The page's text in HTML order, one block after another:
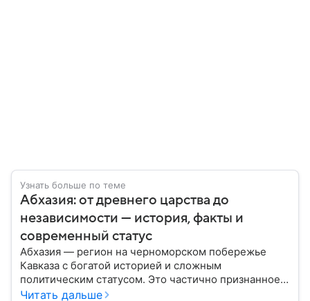
Узнать больше по теме
Абхазия: от древнего царства до
независимости — история, факты и
современный статус
Абхазия — регион на черноморском побережье
Кавказа с богатой историей и сложным
политическим статусом. Это частично признанное
государство, независимость которого признают
Читать дальше